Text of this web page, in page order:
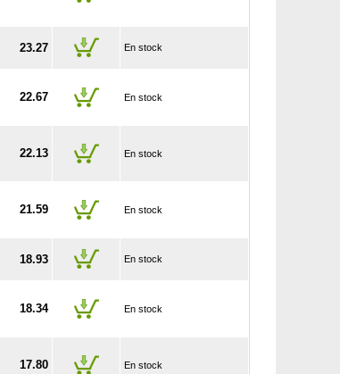
23.27 En stock
22.67 En stock
22.13 En stock
21.59 En stock
18.93 En stock
18.34 En stock
17.80 En stock